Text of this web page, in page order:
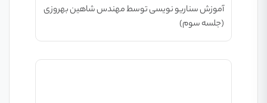
آموزش سناریو نویسی توسط مهندس شاهین بهروزی
(جلسه سوم)